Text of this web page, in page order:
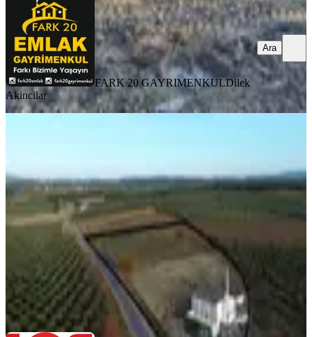
FARK 20 GAYRIMENKULDilek
Akincilar
Ara
Kale, Doğanköy Mahallesi
13405 m²
7.488.000 ₺
LOBBY FORTİS GOLD 20 GAYRİMENKUL Metin C.
Ara